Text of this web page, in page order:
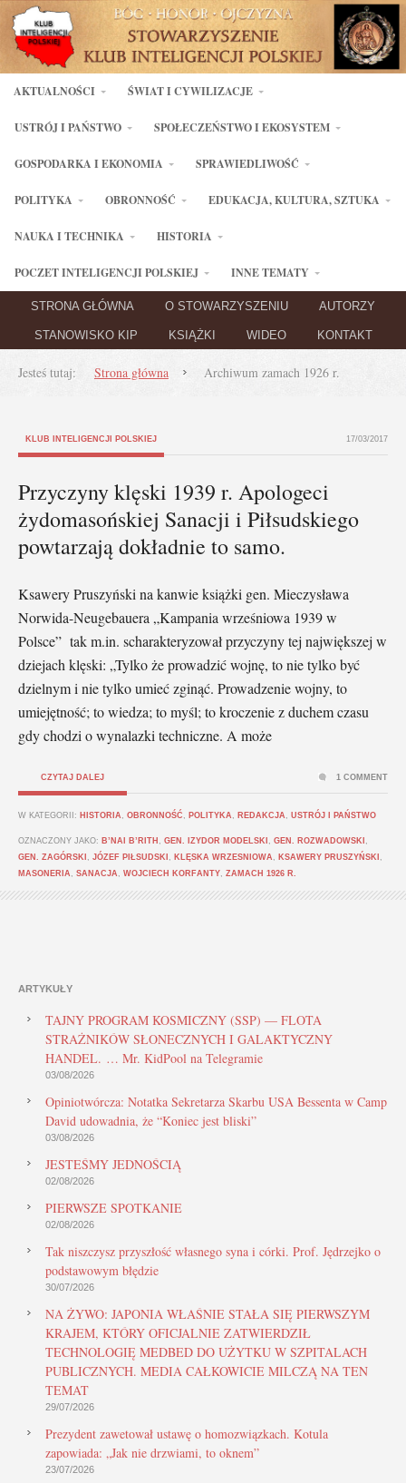
AKTUALNOŚCI ŚWIAT I CYWILIZACJE
USTRÓJ I PAŃSTWO SPOŁECZEŃSTWO I EKOSYSTEM
GOSPODARKA I EKONOMIA SPRAWIEDLIWOŚĆ
POLITYKA OBRONNOŚĆ EDUKACJA, KULTURA, SZTUKA
NAUKA I TECHNIKA HISTORIA
POCZET INTELIGENCJI POLSKIEJ INNE TEMATY
STRONA GŁÓWNA O STOWARZYSZENIU AUTORZY
STANOWISKO KIP KSIĄŻKI WIDEO KONTAKT
Jesteś tutaj: Strona główna Archiwum zamach 1926 r.
KLUB INTELIGENCJI POLSKIEJ 17/03/2017
Przyczyny klęski 1939 r. Apologeci
żydomasońskiej Sanacji i Piłsudskiego
powtarzają dokładnie to samo.
Ksawery Pruszyński na kanwie książki gen. Mieczysława
Norwida-Neugebauera „Kampania wrześniowa 1939 w
Polsce” tak m.in. scharakteryzował przyczyny tej największej w
dziejach klęski: „Tylko że prowadzić wojnę, to nie tylko być
dzielnym i nie tylko umieć zginąć. Prowadzenie wojny, to
umiejętność; to wiedza; to myśl; to kroczenie z duchem czasu
gdy chodzi o wynalazki techniczne. A może
CZYTAJ DALEJ
W KATEGORII: HISTORIA OBRONNOŚĆ POLITYKA REDAKCJA USTRÓJ I PAŃSTWO
OZNACZONY JAKO: B’NAI B’RITH GEN. IZYDOR MODELSKI GEN. ROZWADOWSKI
GEN. ZAGÓRSKI
JÓZEF PIŁSUDSKI KLĘSKA WRZESNIOWA KSAWERY PRUSZYŃSKI
MASONERIA
SANACJA WOJCIECH KORFANTY ZAMACH 1926 R.
1 COMMENT
ARTYKUŁY
TAJNY PROGRAM KOSMICZNY (SSP) — FLOTA
STRAŻNIKÓW SŁONECZNYCH I GALAKTYCZNY
HANDEL. … Mr. KidPool na Telegramie
03/08/2026
Opiniotwórcza: Notatka Sekretarza Skarbu USA Bessenta w Camp
David udowadnia, że “Koniec jest bliski”
03/08/2026
JESTEŚMY JEDNOŚCIĄ
02/08/2026
PIERWSZE SPOTKANIE
02/08/2026
Tak niszczysz przyszłość własnego syna i córki. Prof. Jędrzejko o
podstawowym błędzie
30/07/2026
NA ŻYWO: JAPONIA WŁAŚNIE STAŁA SIĘ PIERWSZYM
KRAJEM, KTÓRY OFICJALNIE ZATWIERDZIŁ
TECHNOLOGIĘ MEDBED DO UŻYTKU W SZPITALACH
PUBLICZNYCH. MEDIA CAŁKOWICIE MILCZĄ NA TEN
TEMAT
29/07/2026
Prezydent zawetował ustawę o homozwiązkach. Kotula
zapowiada: „Jak nie drzwiami, to oknem”
23/07/2026